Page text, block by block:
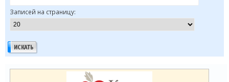
Записей на страницу: